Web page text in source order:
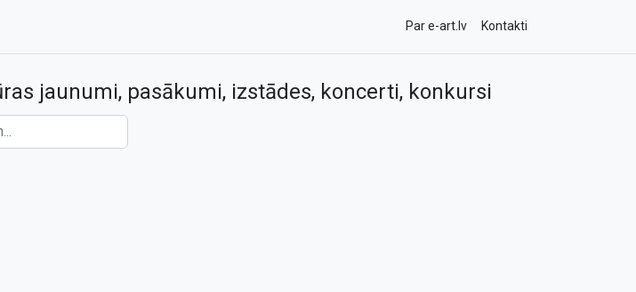
Par e-art.lv Kontakti
jaunumi, pasākumi, izstādes, koncerti, konkursi